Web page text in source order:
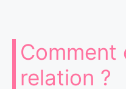
Comment
relation ?